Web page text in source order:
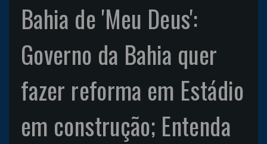
Bahia de 'Meu Deus':
Governo da Bahia quer
fazer reforma em Estádio
em construção; Entenda